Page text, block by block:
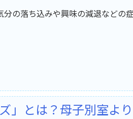
の落ち込みや興味の減退などの
」とは？母子別室よ